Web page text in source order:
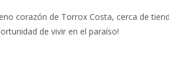
corazón de Torrox Costa, cerca de
de vivir en el paraíso!